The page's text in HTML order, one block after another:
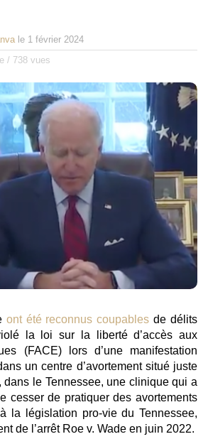
le 1 février 2024
/ 738 vues
ont été reconnus coupables de délits
la loi sur la liberté d’accès aux
(FACE) lors d’une manifestation
un centre d’avortement situé juste
le Tennessee, une clinique qui a
cesser de pratiquer des avortements
la législation pro-vie du Tennessee,
de l’arrêt Roe v. Wade en juin 2022.